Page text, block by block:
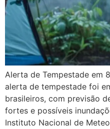
Alerta de Tempestade em
alerta de tempestade foi
brasileiros, com previsão
fortes e possíveis
Instituto Nacional de